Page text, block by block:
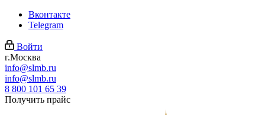
Вконтакте
Telegram
Войти
г.Москва
info@slmb.ru
info@slmb.ru
8 800 101 65 39
Получить прайс